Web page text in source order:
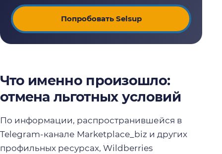
Попробовать Selsup
Что именно произошло:
отмена льготных условий
По информации, распространившейся в
Telegram-канале Marketplace_biz и других
профильных ресурсах, Wildberries